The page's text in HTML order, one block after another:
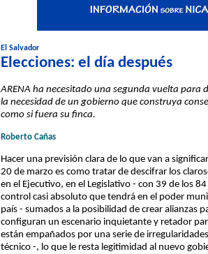
El Salvador
Elecciones: el día después
ARENA ha necesitado una segunda vuelta para
la necesidad de un gobierno que construya
como si fuera su finca.
Roberto Cañas
Hacer una previsión clara de lo que van a
20 de marzo es como tratar de descifrar los
en el Ejecutivo, en el Legislativo - con 39 de los
control casi absoluto que tendrá en el poder
país - sumados a la posibilidad de crear alianzas
configuran un escenario inquietante y retador
están empañados por una serie de
técnico -, lo que le resta legitimidad al nuevo